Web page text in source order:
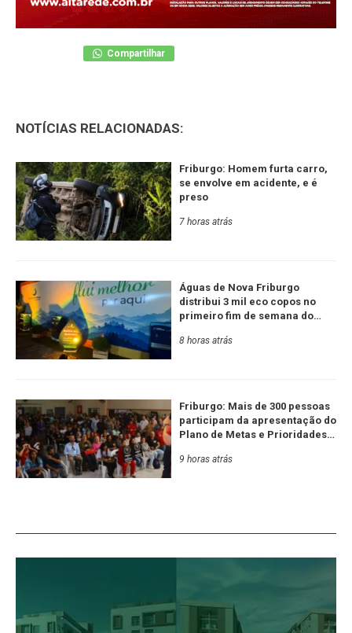
Compartilhar
NOTÍCIAS RELACIONADAS:
Friburgo: Homem furta carro,
se envolve em acidente, e é
preso
7 horas atrás
Águas de Nova Friburgo
distribui 3 mil eco copos no
primeiro fim de semana do
8 horas atrás
Friburgo: Mais de 300 pessoas
participam da apresentação do
Plano de Metas e Prioridades
9 horas atrás